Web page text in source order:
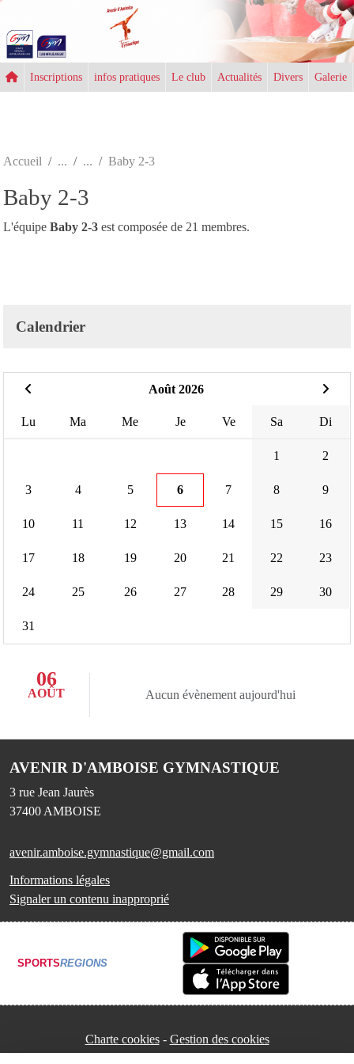
Inscriptions infos pratiques Le club Actualités Divers Galerie
Accueil Baby 2-3
Baby 2-3
L'équipe Baby 2-3 est composée de 21 membres.
Calendrier
Août 2026
Lu Ma Me Je Ve Sa Di
1 2
3 4 5 6 7 8 9
10 11 12 13 14 15 16
17 18 19 20 21 22 23
24 25 26 27 28 29 30
31
06
AOÛT Aucun évènement aujourd'hui
AVENIR D'AMBOISE GYMNASTIQUE
3 rue Jean Jaurès
37400 AMBOISE
avenir.amboise.gymnastique@gmail.com
Informations légales
Signaler un contenu inapproprié
SPORTSREGIONS
Charte cookies Gestion des cookies
Panneau de gestion des cookies